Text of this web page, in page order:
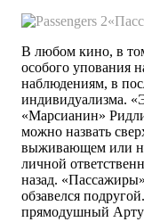
В любом кино, в
особого упования
наблюдениям, в
индивидуализма.
«Марсианин»
можно назвать
выживающем или
личной
назад.
обзавелся
прямодушный